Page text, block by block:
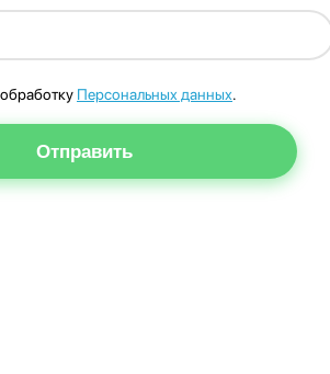
Персональных данных.
Отправить